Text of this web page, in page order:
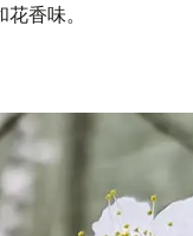
香味。